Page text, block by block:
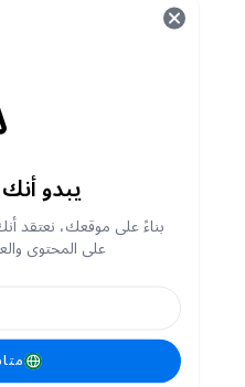
تسجيل
يبدو أنك
بناءً على موقعك، نعتقد أنك
على المحتوى
متابعة